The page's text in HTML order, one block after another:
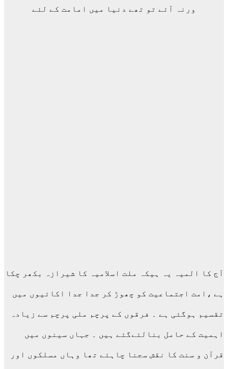
ورنہ آئے تو تھے دنیا میں امامت کے لئے
آج کا المیہ یہ ہیکہ ملت اسلامیہ کا شیرازہ بکھر چکا
ہے ،امت اجتماعیت کو چھوڑ کر جدا جدا اکائیوں میں
تقسیم ہوگئی ہے ۔ فرقوں کے پرچم ملی پرچم سے زیادہ
اہمیت کے حامل بنالئےگئے ہیں ۔ جہاں سینوں میں
قرآن و سنت کا نقش سجنا چاہئے تھا وہاں مسلکوں اور